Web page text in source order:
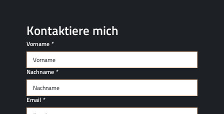
Kontaktiere mich
Vorname *
Nachname *
Email *